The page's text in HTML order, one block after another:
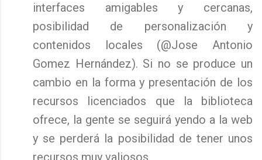
interfaces amigables y cercanas,
posibilidad de personalización y
contenidos locales (@Jose Antonio
Gomez Hernández). Si no se produce un
cambio en la forma y presentación de los
recursos licenciados que la biblioteca
ofrece, la gente se seguirá yendo a la web
y se perderá la posibilidad de tener unos
recursos muy valiosos.